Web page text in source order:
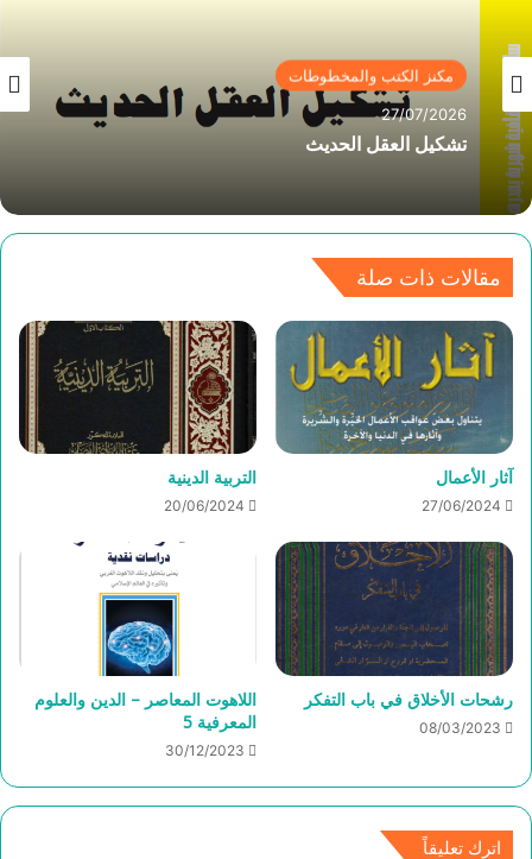
مكنز الكتب والمخطوطات
27/07/2026
تشكيل العقل الحديث
مقالات ذات صلة
آثار الأعمال
27/06/2024
التربية الدينية
20/06/2024
رشحات الأخلاق في باب التفكر
08/03/2023
اللاهوت المعاصر – الدين والعلوم
المعرفية 5
30/12/2023
اترك تعليقاً